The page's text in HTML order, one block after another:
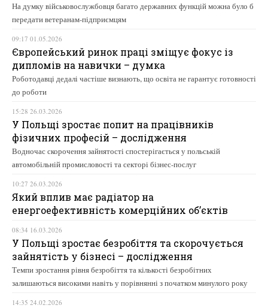
На думку військовослужбовця багато державних функцій можна було б
передати ветеранам-підприємцям
09:17 01.05.2026
Європейський ринок праці зміщує фокус із
дипломів на навички – думка
Роботодавці дедалі частіше визнають, що освіта не гарантує готовності
до роботи
15:28 26.03.2026
У Польщі зростає попит на працівників
фізичних професій – дослідження
Водночас скорочення зайнятості спостерігається у польській
автомобільній промисловості та секторі бізнес-послуг
10:27 26.03.2026
Який вплив має радіатор на
енергоефективність комерційних об’єктів
08:34 16.03.2026
У Польщі зростає безробіття та скорочується
зайнятість у бізнесі – дослідження
Темпи зростання рівня безробіття та кількості безробітних
залишаються високими навіть у порівнянні з початком минулого року
14:35 24.02.2026